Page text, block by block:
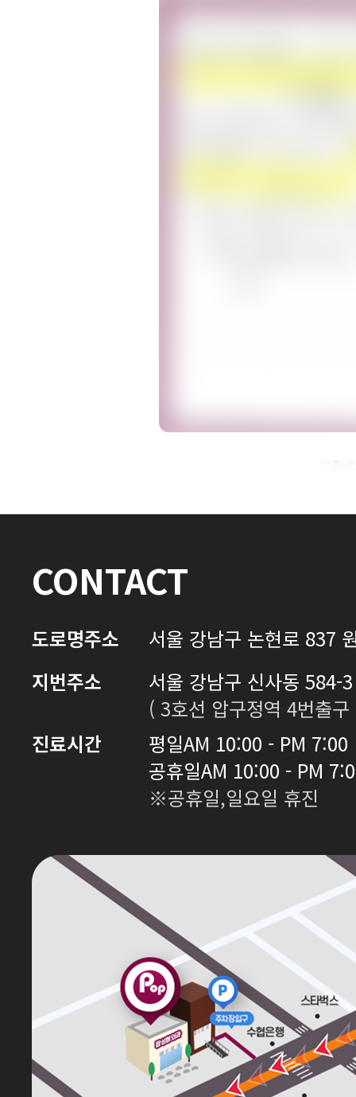
CONTACT
도로명주소
서울 강남구 논현로 837
지번주소
서울 강남구 신사동 584-
( 3호선 압구정역 4번출
진료시간
평일AM 10:00 - PM 7:00
공휴일AM 10:00 - PM
※공휴일,일요일 휴진